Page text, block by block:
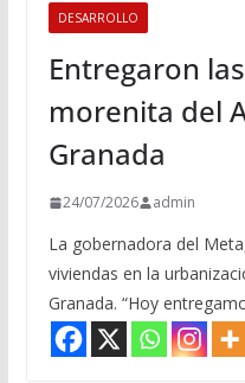
DESARROLLO
Entregaron
morenita del
Granada
24/07/2026 admin
La gobernadora del
viviendas en la
Granada. “Hoy